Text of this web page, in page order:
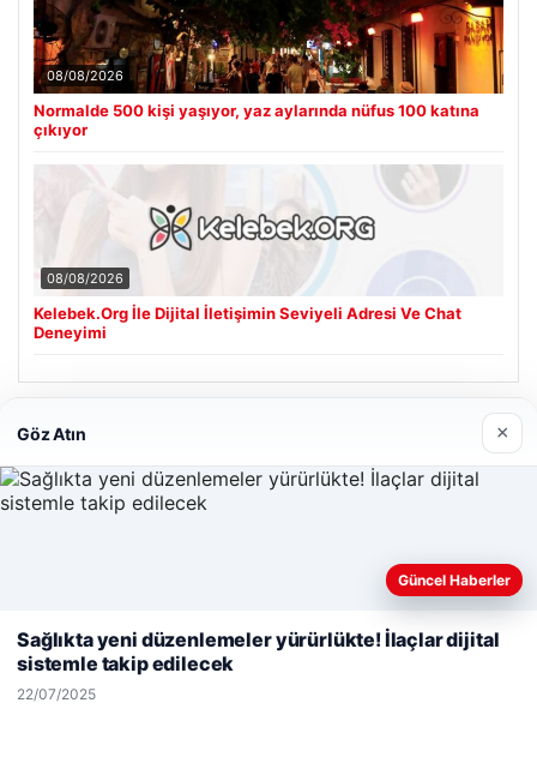
08/08/2026
Normalde 500 kişi yaşıyor, yaz aylarında nüfus 100 katına
çıkıyor
08/08/2026
Kelebek.Org İle Dijital İletişimin Seviyeli Adresi Ve Chat
Deneyimi
Son Eklenen Firmalar
Hastaş Beton
26/05/2026
© 2026 Haber Gündemi – Güncel Haberler
Web sitemizi nasıl kullandığınızı daha iyi anlayabilmek,
kullanıyoruz.Çerez Politikamız
Göz Atın ×
Güncel Haberler
Sağlıkta yeni düzenlemeler yürürlükte! İlaçlar dijital
sistemle takip edilecek
22/07/2025